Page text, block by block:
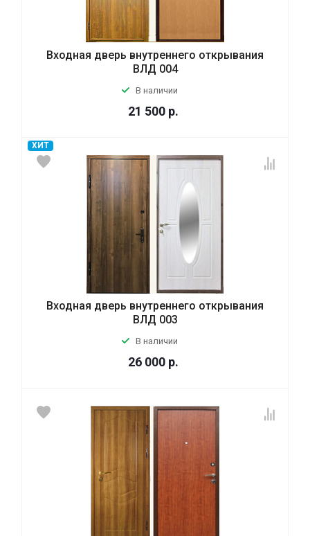
Входная дверь внутреннего открывания
ВЛД 004
В наличии
21 500 р.
ХИТ
Входная дверь внутреннего открывания
ВЛД 003
В наличии
26 000 р.